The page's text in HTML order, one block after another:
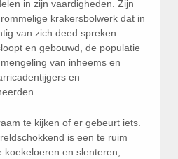
in zijn vaardigheden. Zijn
krakersbolwerk dat in
van zich deed spreken.
en gebouwd, de populatie
van inheems en
en
te kijken of er gebeurt iets.
is een te ruim
koekeloeren en slenteren,